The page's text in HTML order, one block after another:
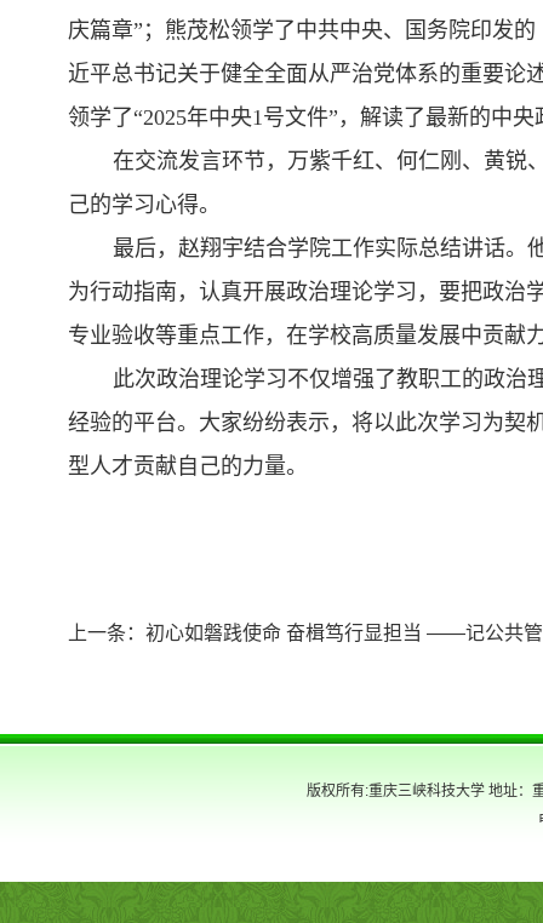
庆篇章”；熊茂松领学了中共中央、国务院印发
近平总书记关于健全全面从严治党体系的重要论
领学了“2025年中央1号文件”，解读了最新的中央
在交流发言环节，万紫千红、何仁刚、黄锐
己的学习心得。
最后，赵翔宇结合学院工作实际总结讲话。
为行动指南，认真开展政治理论学习，要把政治
专业验收等重点工作，在学校高质量发展中贡献
此次政治理论学习不仅增强了教职工的政治
经验的平台。大家纷纷表示，将以此次学习为契
型人才贡献自己的力量。
上一条： 初心如磐践使命 奋楫笃行显担当 ——记公共
版权所有:重庆三峡科技大学 地址：